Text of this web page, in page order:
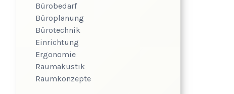
Bürobedarf
Büroplanung
Bürotechnik
Einrichtung
Ergonomie
Raumakustik
Raumkonzepte